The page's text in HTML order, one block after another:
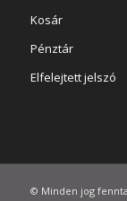
Kosár
Pénztár
Elfelejtett jelszó
© Minden jog